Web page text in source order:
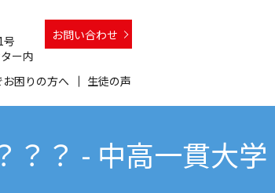
お困りの方へ 生徒の声
号
ー内
お問い合わせ
？？ - 中高一貫大学